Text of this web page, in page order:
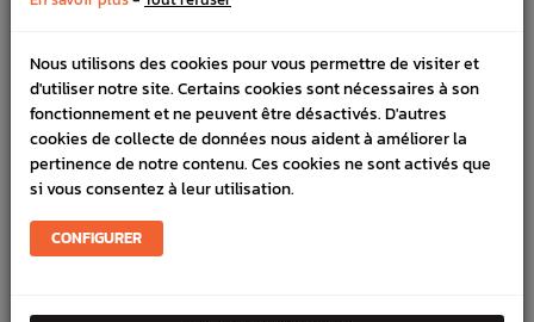
LIVRAISON
VÉHICULES COMPATIBLE
SCHÉMA CONSTRUCTEUR
Marque :SUBARU
Référence :1551
Nous utilisons des cookies pour vous permettre de visiter et
d'utiliser notre site. Certains cookies sont nécessaires à son
fonctionnement et ne peuvent être désactivés. D'autres
cookies de collecte de données nous aident à améliorer la
pertinence de notre contenu. Ces cookies ne sont activés que
si vous consentez à leur utilisation.
CONFIGURER